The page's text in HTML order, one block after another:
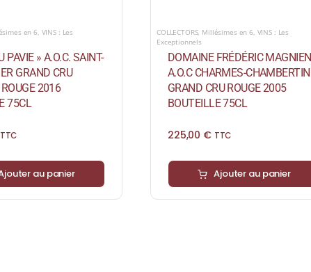
en 6, VINS : Les
PAVIE » A.O.C. SAINT-
GRAND CRU
2016
75CL
TTC
au panier
COLLECTORS, Millésimes en 6, VINS : Les
Exceptionnels
DOMAINE FRÉDÉRIC MAGNIEN
A.O.C CHARMES-CHAMBERTIN
GRAND CRU ROUGE 2005
BOUTEILLE 75CL
225,00 € TTC
Ajouter au panier